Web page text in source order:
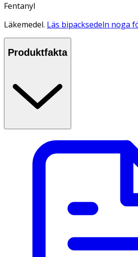
Fentanyl
Läkemedel. Läs bipacksedeln noga
Produktfakta